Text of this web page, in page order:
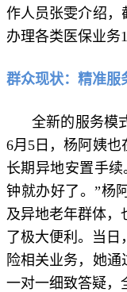
作人员张雯介绍，
办理各类医保业务
群众现状：精准服
全新的服务模
6月5日，杨阿姨也
长期异地安置手
钟就办好了。”杨
及异地老年群体，
了极大便利。当日
险相关业务，她通
一对一细致答疑，